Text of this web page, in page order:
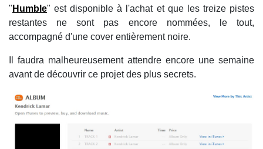
" Humble" est disponible à l'achat et que les treize pistes
restantes ne sont pas encore nommées, le tout,
accompagné d'une cover entièrement noire.
Il faudra malheureusement attendre encore une semaine
avant de découvrir ce projet des plus secrets.